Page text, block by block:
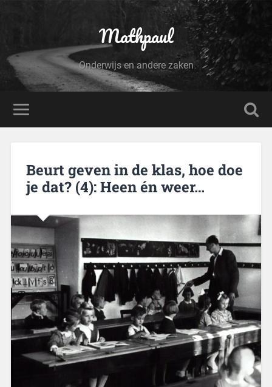
Mathpaul
Onderwijs en andere zaken
Beurt geven in de klas, hoe doe
je dat? (4): Heen én weer…